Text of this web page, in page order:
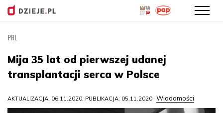
treści
PRL
Mija 35 lat od pierwszej udanej
transplantacji serca w Polsce
AKTUALIZACJA: 06.11.2020, PUBLIKACJA: 05.11.2020 Wiadomości